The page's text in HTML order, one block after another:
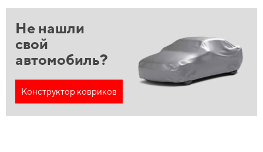
Не нашли
свой
автомобиль?
Конструктор ковриков